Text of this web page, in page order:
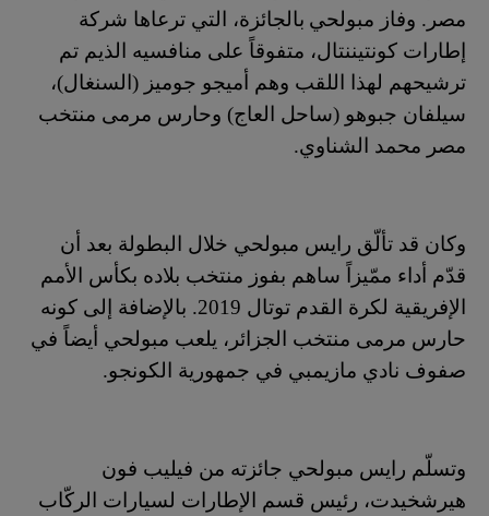
مصر. وفاز مبولحي بالجائزة، التي ترعاها شركة
إطارات كونتيننتال، متفوقاً على منافسيه الذيم تم
ترشيحهم لهذا اللقب وهم أميجو جوميز (السنغال)،
سيلفان جبوهو (ساحل العاج) وحارس مرمى منتخب
مصر محمد الشناوي.
وكان قد تألّق رايس مبولحي خلال البطولة بعد أن
قدّم أداء ممّيزاً ساهم بفوز منتخب بلاده بكأس الأمم
الإفريقية لكرة القدم توتال 2019. بالإضافة إلى كونه
حارس مرمى منتخب الجزائر، يلعب مبولحي أيضاً في
صفوف نادي مازيمبي في جمهورية الكونجو.
وتسلّم رايس مبولحي جائزته من فيليب فون
هيرشخيدت، رئيس قسم الإطارات لسيارات الركّاب